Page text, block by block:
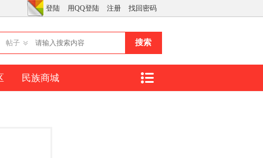
登陆 用QQ登陆 注册 找回密码
帖子 搜索
民族商城